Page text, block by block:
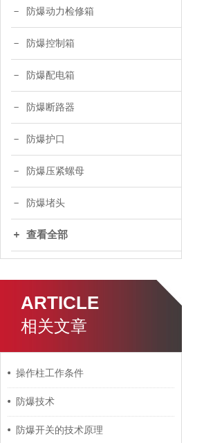
防爆动力检修箱
防爆控制箱
防爆配电箱
防爆断路器
防爆护口
防爆压紧螺母
防爆堵头
查看全部
ARTICLE
相关文章
操作柱工作条件
防爆技术
防爆开关的技术原理